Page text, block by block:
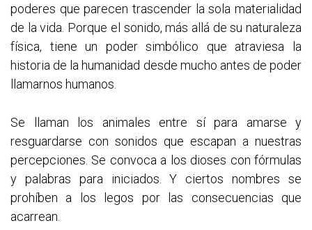
poderes que parecen trascender la sola materialidad
de la vida. Porque el sonido, más allá de su naturaleza
física, tiene un poder simbólico que atraviesa la
historia de la humanidad desde mucho antes de poder
llamarnos humanos.
Se llaman los animales entre sí para amarse y
resguardarse con sonidos que escapan a nuestras
percepciones. Se convoca a los dioses con fórmulas
y palabras para iniciados. Y ciertos nombres se
prohíben a los legos por las consecuencias que
acarrean.